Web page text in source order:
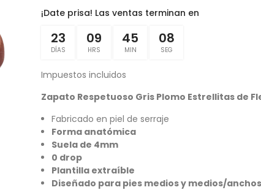
¡Date prisa! Las ventas terminan en
23
DÍAS
09
HRS
45
MIN
08
SEG
Impuestos incluidos
Zapato Respetuoso Gris Plomo Estrellitas de
Fabricado en piel de serraje
Forma anatómica
Suela de 4mm
0 drop
Plantilla extraíble
Diseñado para pies medios y medios/anchos